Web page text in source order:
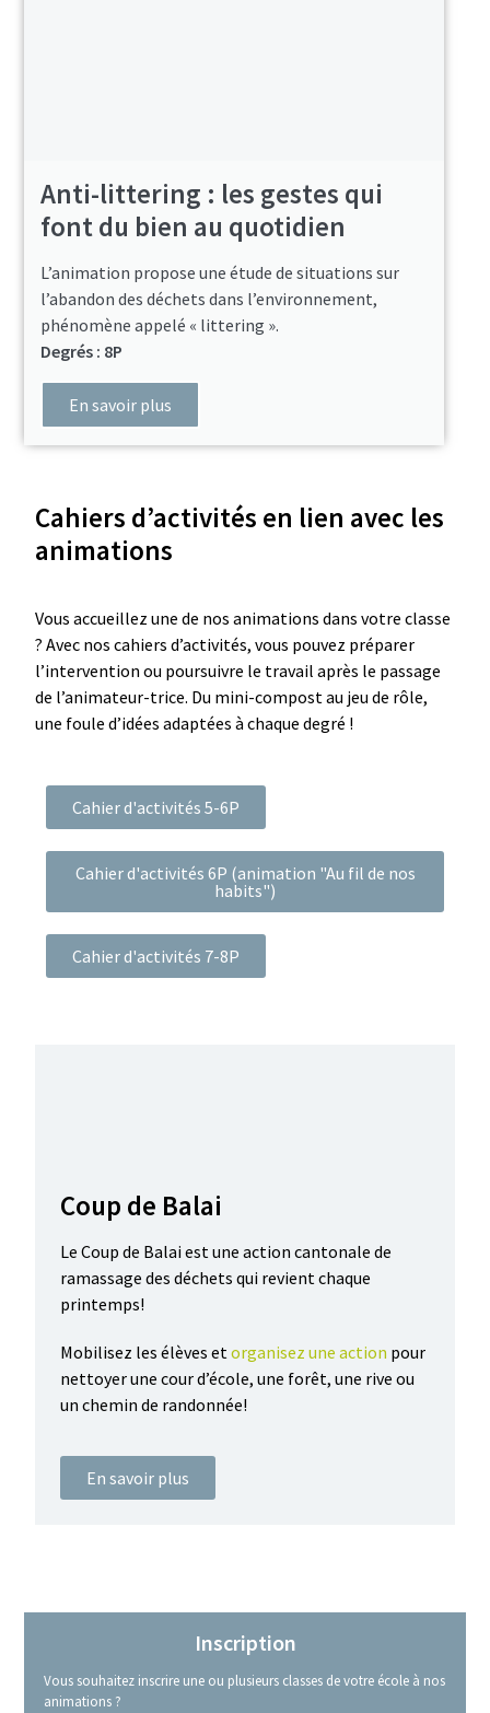
Anti-littering : les gestes qui
font du bien au quotidien
L’animation propose une étude de situations sur
l’abandon des déchets dans l’environnement,
phénomène appelé « littering ».
Degrés : 8P
En savoir plus
Cahiers d’activités en lien avec les
animations
Vous accueillez une de nos animations dans votre classe
? Avec nos cahiers d’activités, vous pouvez préparer
l’intervention ou poursuivre le travail après le passage
de l’animateur-trice. Du mini-compost au jeu de rôle,
une foule d’idées adaptées à chaque degré !
Cahier d'activités 5-6P
Cahier d'activités 6P (animation "Au fil de nos
habits")
Cahier d'activités 7-8P
Coup de Balai
Le Coup de Balai est une action cantonale de
ramassage des déchets qui revient chaque
printemps!
Mobilisez les élèves etorganisez une action pour
nettoyer une cour d’école, une forêt, une rive ou
un chemin de randonnée!
En savoir plus
Inscription
Vous souhaitez inscrire une ou plusieurs classes de votre école à nos
animations ?